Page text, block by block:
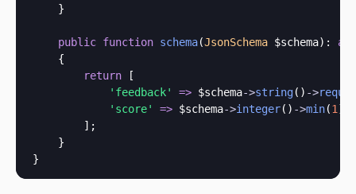
    }
public function schema(JsonSchema $schema):
    {
return [
'feedback'
=> $schema->string() ->
'score'
=> $schema->integer() ->min(1)
        ];
    }